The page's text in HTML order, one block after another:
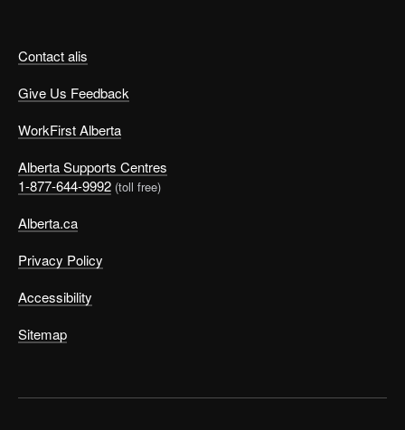
Contact alis
Give Us Feedback
WorkFirst Alberta
Alberta Supports Centres
1-877-644-9992 (toll free)
Alberta.ca
Privacy Policy
Accessibility
Sitemap